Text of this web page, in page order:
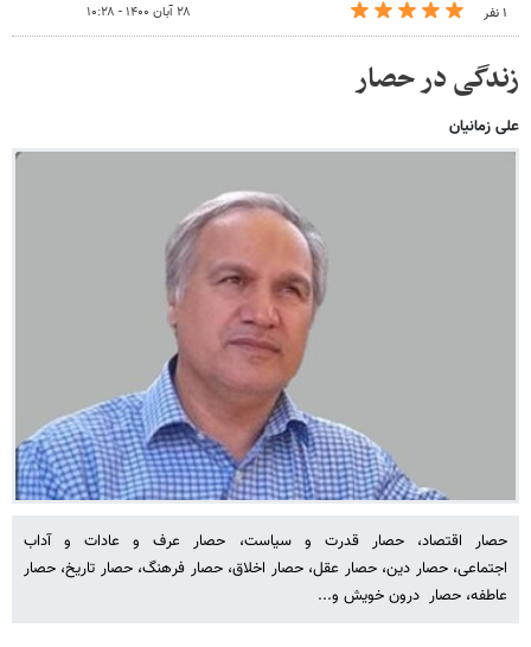
۱ نفر ۲۸ آبان ۱۴۰۰ - ۱۰:۲۸
زندگی در حصار
علی زمانیان
حصار اقتصاد، حصار قدرت و سیاست، حصار عرف و عادات و آداب
اجتماعی، حصار دین، حصار عقل، حصار اخلاق، حصار فرهنگ، حصار تاریخ، حصار
عاطفه، حصار درون خویش و...